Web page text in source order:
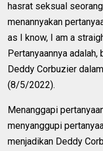
hasrat seksual
menannyakan
as I know, I am a
Pertanyaannya
Deddy Corbuzier
(8/5/2022).
Menanggapi
menyanggupi
menjadikan Deddy